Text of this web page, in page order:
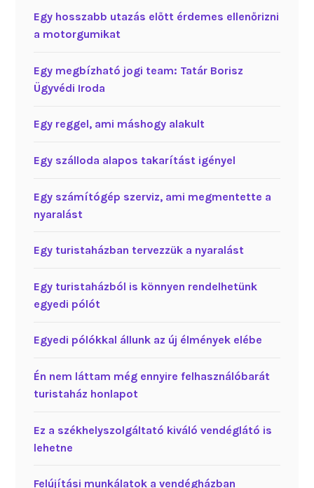
Egy hosszabb utazás előtt érdemes ellenőrizni
a motorgumikat
Egy megbízható jogi team: Tatár Borisz
Ügyvédi Iroda
Egy reggel, ami máshogy alakult
Egy szálloda alapos takarítást igényel
Egy számítógép szerviz, ami megmentette a
nyaralást
Egy turistaházban tervezzük a nyaralást
Egy turistaházból is könnyen rendelhetünk
egyedi pólót
Egyedi pólókkal állunk az új élmények elébe
Én nem láttam még ennyire felhasználóbarát
turistaház honlapot
Ez a székhelyszolgáltató kiváló vendéglátó is
lehetne
Felújítási munkálatok a vendégházban